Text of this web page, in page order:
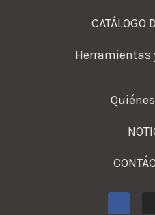
CATÁLOGO
Herramientas